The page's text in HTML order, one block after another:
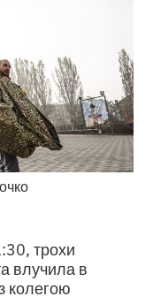
трохи
влучила в
колегою